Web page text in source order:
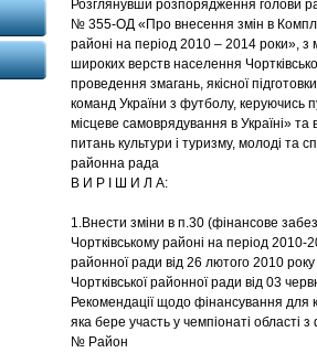
Розглянувши розпорядження голови
№ 355-ОД «Про внесення змін в
районі на період 2010 – 2014 роки»,
широких верств населення
проведення змагань, якісної
команд України з футболу, керуючись
місцеве самоврядування в Україні» та
питань культури і туризму, молоді та
районна рада
В И Р І Ш И Л А:
1.Внести зміни в п.30 (фінансове
Чортківському районі на період 2010-
районної ради від 26 лютого 2010
Чортківської районної ради від 03
Рекомендації щодо фінансування для
яка бере участь у чемпіонаті області
№ Район